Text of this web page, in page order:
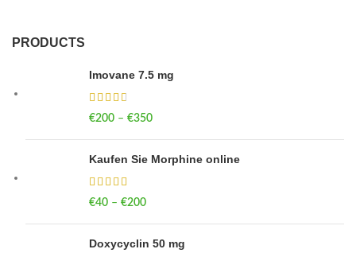
PRODUCTS
Imovane 7.5 mg
€200 – €350
Kaufen Sie Morphine online
€40 – €200
Doxycyclin 50 mg